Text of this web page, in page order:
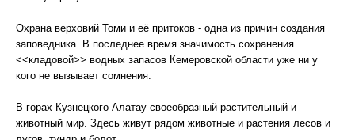
Охрана верховий Томи и её притоков - одна из причин создания
заповедника. В последнее время значимость сохранения
<<кладовой>> водных запасов Кемеровской области уже ни у
кого не вызывает сомнения.
В горах Кузнецкого Алатау своеобразный растительный и
животный мир. Здесь живут рядом животные и растения лесов и